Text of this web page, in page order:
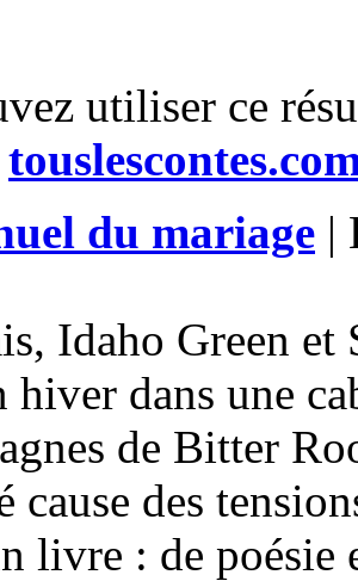
utiliser ce
du mariage |
Idaho Green et
hiver dans une
de Bitter
cause des
livre : de